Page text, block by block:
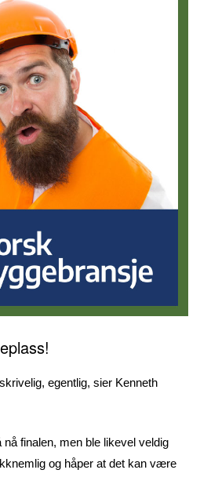
egentlig, sier Kenneth
finalen, men ble likevel veldig
og håper at det kan være